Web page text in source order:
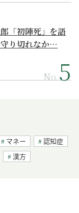
「初陣死」を語
り切れなか…
No.
マネー
認知症
漢方